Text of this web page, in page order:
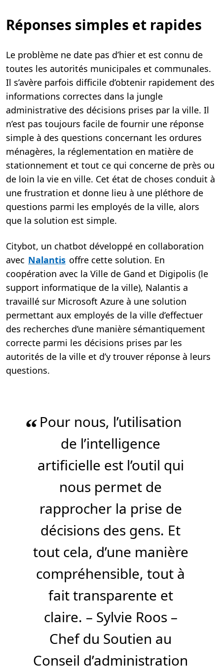
Réponses simples et rapides
Le problème ne date pas d’hier et est connu de
toutes les autorités municipales et communales.
Il s’avère parfois difficile d’obtenir rapidement des
informations correctes dans la jungle
administrative des décisions prises par la ville. Il
n’est pas toujours facile de fournir une réponse
simple à des questions concernant les ordures
ménagères, la réglementation en matière de
stationnement et tout ce qui concerne de près ou
de loin la vie en ville. Cet état de choses conduit à
une frustration et donne lieu à une pléthore de
questions parmi les employés de la ville, alors
que la solution est simple.
Citybot, un chatbot développé en collaboration
avec Nalantis offre cette solution. En
coopération avec la Ville de Gand et Digipolis (le
support informatique de la ville), Nalantis a
travaillé sur Microsoft Azure à une solution
permettant aux employés de la ville d’effectuer
des recherches d’une manière sémantiquement
correcte parmi les décisions prises par les
autorités de la ville et d’y trouver réponse à leurs
questions.
“Pour nous, l’utilisation
de l’intelligence
artificielle est l’outil qui
nous permet de
rapprocher la prise de
décisions des gens. Et
tout cela, d’une manière
compréhensible, tout à
fait transparente et
claire. – Sylvie Roos –
Chef du Soutien au
Conseil d’administration